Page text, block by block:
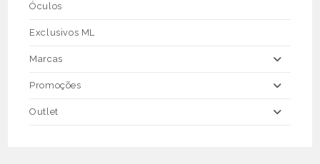
Óculos
Exclusivos ML
Marcas
Promoções
Outlet